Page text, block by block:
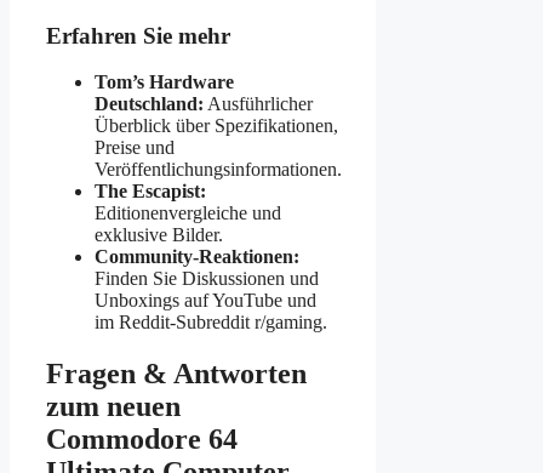
Erfahren Sie mehr
Tom’s Hardware
Deutschland: Ausführlicher
Überblick über Spezifikationen,
Preise und
Veröffentlichungsinformationen.
The Escapist:
Editionenvergleiche und
exklusive Bilder.
Community-Reaktionen:
Finden Sie Diskussionen und
Unboxings auf YouTube und
im Reddit-Subreddit r/gaming.
Fragen & Antworten
zum neuen
Commodore 64